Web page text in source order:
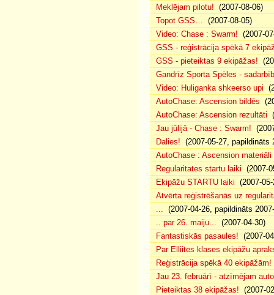
Meklējam pilotu! (2007-08-06)
Topot GSS… (2007-08-05)
Video: Chase : Swarm! (2007-
GSS - reģistrācija spēkā 7
GSS - pieteiktas 9 ekipāžas!
Gandrīz Sporta Spēles -
Video: Huliganka shkeerso upi
AutoChase: Ascension bildēs
AutoChase: Ascension rezultāti
Jau jūlijā - Chase : Swarm!
Dalies! (2007-05-27, papildināts
AutoChase : Ascension materiāli
Regularitates startu laiki (2007-
Ekipāžu STARTU laiki (2007-
Atvērta reģistrēšanās uz
... (2007-04-26, papildināts
.. par 26. maiju... (2007-04-30)
Fantastiskās pasaules! (2007-
Par Elliites klases ekipāžu
Reģistrācija spēkā 40 ekipāžām!
Jau 23. februārī - atzīmējam
Pieteiktas 38 ekipāžas! (2007-